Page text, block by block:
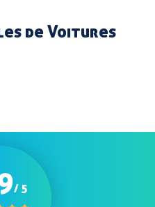
de Voitures
/ 5